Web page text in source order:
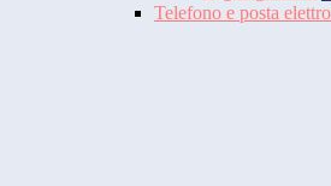
Telefono e posta